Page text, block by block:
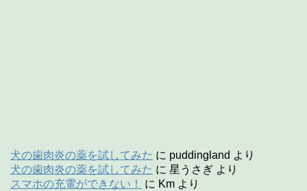
犬の歯肉炎の薬を試してみた に puddingland より
犬の歯肉炎の薬を試してみた に 星うさぎ より
スマホの充電ができない！
に Km より